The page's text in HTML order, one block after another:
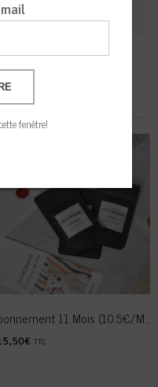
fenêtre!
Abonnement 11 Mois (10.5€/mois)
€ TTC